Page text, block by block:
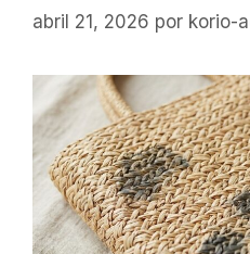
abril 21, 2026 por korio-